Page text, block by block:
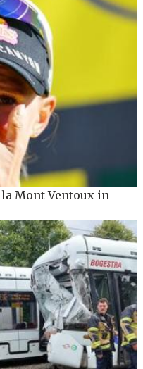
Mont Ventoux in